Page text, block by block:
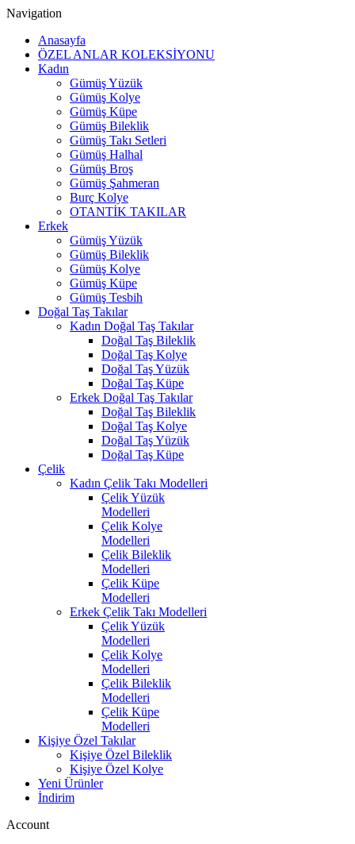
Navigation
Anasayfa
ÖZEL ANLAR KOLEKSİYONU
Kadın
Gümüş Yüzük
Gümüş Kolye
Gümüş Küpe
Gümüş Bileklik
Gümüş Takı Setleri
Gümüş Halhal
Gümüş Broş
Gümüş Şahmeran
Burç Kolye
OTANTİK TAKILAR
Erkek
Gümüş Yüzük
Gümüş Bileklik
Gümüş Kolye
Gümüş Küpe
Gümüş Tesbih
Doğal Taş Takılar
Kadın Doğal Taş Takılar
Doğal Taş Bileklik
Doğal Taş Kolye
Doğal Taş Yüzük
Doğal Taş Küpe
Erkek Doğal Taş Takılar
Doğal Taş Bileklik
Doğal Taş Kolye
Doğal Taş Yüzük
Doğal Taş Küpe
Çelik
Kadın Çelik Takı Modelleri
Çelik Yüzük
Modelleri
Çelik Kolye
Modelleri
Çelik Bileklik
Modelleri
Çelik Küpe
Modelleri
Erkek Çelik Takı Modelleri
Çelik Yüzük
Modelleri
Çelik Kolye
Modelleri
Çelik Bileklik
Modelleri
Çelik Küpe
Modelleri
Kişiye Özel Takılar
Kişiye Özel Bileklik
Kişiye Özel Kolye
Yeni Ürünler
İndirim
Account